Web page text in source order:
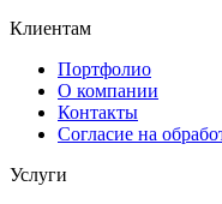
Клиентам
Портфолио
О компании
Контакты
Согласие на
Услуги